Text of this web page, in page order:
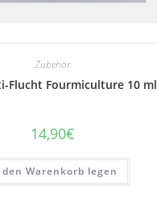
Zubehör
Flucht Fourmiculture 10 ml
14,90€
Warenkorb legen